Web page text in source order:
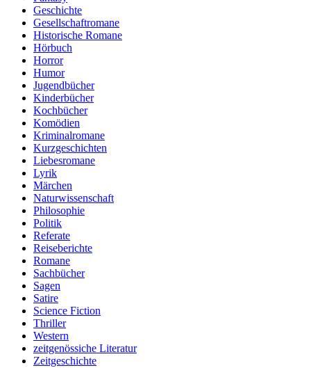
Geschichte
Gesellschaftromane
Historische Romane
Hörbuch
Horror
Humor
Jugendbücher
Kinderbücher
Kochbücher
Komödien
Kriminalromane
Kurzgeschichten
Liebesromane
Lyrik
Märchen
Naturwissenschaft
Philosophie
Politik
Referate
Reiseberichte
Romane
Sachbücher
Sagen
Satire
Science Fiction
Thriller
Western
zeitgenössiche Literatur
Zeitgeschichte